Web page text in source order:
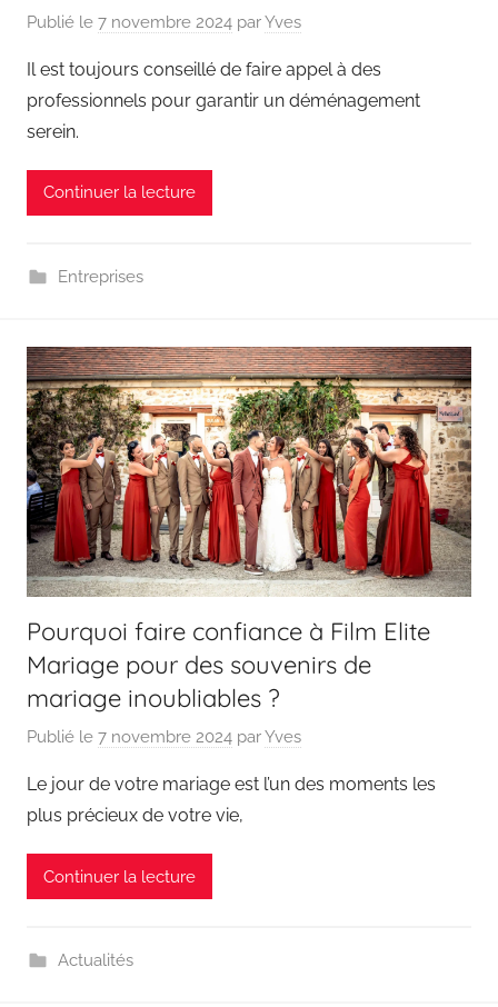
Publié le 7 novembre 2024 parYves
Il est toujours conseillé de faire appel à des
professionnels pour garantir un déménagement
serein.
Continuer la lecture
Entreprises
Pourquoi faire confiance à Film Elite
Mariage pour des souvenirs de
mariage inoubliables ?
Publié le 7 novembre 2024 parYves
Le jour de votre mariage est l’un des moments les
plus précieux de votre vie,
Continuer la lecture
Actualités